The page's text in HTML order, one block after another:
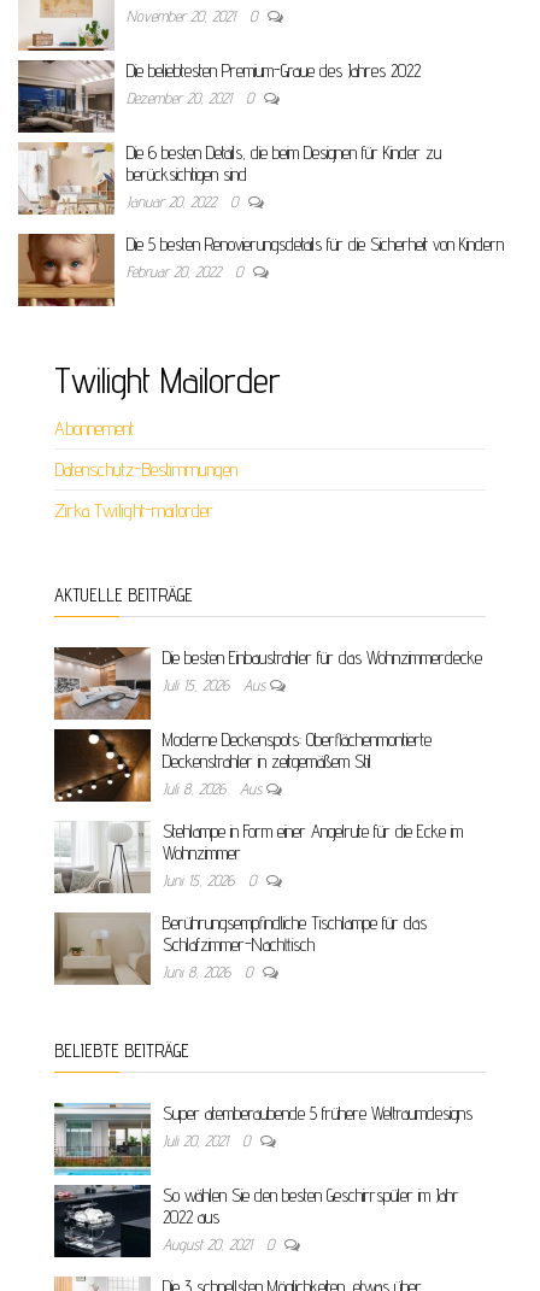
November 20, 2021 0
Die beliebtesten Premium-Graue des Jahres 2022
Dezember 20, 2021 0
Die 6 besten Details, die beim Designen für Kinder zu
berücksichtigen sind
Januar 20, 2022 0
Die 5 besten Renovierungsdetails für die Sicherheit von Kindern
Februar 20, 2022 0
Twilight Mailorder
Abonnement
Datenschutz-Bestimmungen
Zirka Twilight-mailorder
AKTUELLE BEITRÄGE
Die besten Einbaustrahler für das Wohnzimmerdecke
Juli 15, 2026 Aus
Moderne Deckenspots: Oberflächenmontierte
Deckenstrahler in zeitgemäßem Stil
Juli 8, 2026 Aus
Stehlampe in Form einer Angelrute für die Ecke im
Wohnzimmer
Juni 15, 2026 0
Berührungsempfindliche Tischlampe für das
Schlafzimmer-Nachttisch
Juni 8, 2026 0
BELIEBTE BEITRÄGE
Super atemberaubende 5 frühere Weltraumdesigns
Juli 20, 2021 0
So wählen Sie den besten Geschirrspüler im Jahr
2022 aus
August 20, 2021 0
Die 3 schnellsten Möglichkeiten, etwas über